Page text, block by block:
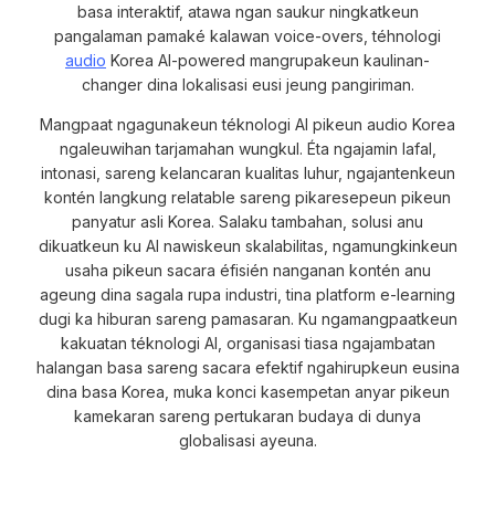
basa interaktif, atawa ngan saukur ningkatkeun
pangalaman pamaké kalawan voice-overs, téhnologi
audio Korea AI-powered mangrupakeun kaulinan-
changer dina lokalisasi eusi jeung pangiriman.
Mangpaat ngagunakeun téknologi AI pikeun audio Korea
ngaleuwihan tarjamahan wungkul. Éta ngajamin lafal,
intonasi, sareng kelancaran kualitas luhur, ngajantenkeun
kontén langkung relatable sareng pikaresepeun pikeun
panyatur asli Korea. Salaku tambahan, solusi anu
dikuatkeun ku AI nawiskeun skalabilitas, ngamungkinkeun
usaha pikeun sacara éfisién nanganan kontén anu
ageung dina sagala rupa industri, tina platform e-learning
dugi ka hiburan sareng pamasaran. Ku ngamangpaatkeun
kakuatan téknologi AI, organisasi tiasa ngajambatan
halangan basa sareng sacara efektif ngahirupkeun eusina
dina basa Korea, muka konci kasempetan anyar pikeun
kamekaran sareng pertukaran budaya di dunya
globalisasi ayeuna.